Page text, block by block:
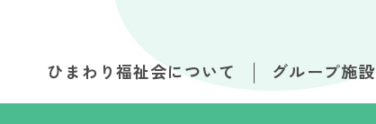
ひまわり福祉会について グループ施設